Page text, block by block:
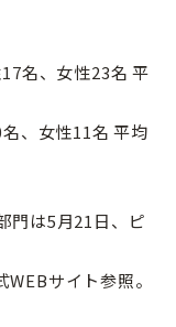
名、女性23名 平
、女性11名 平均
門は5月21日、ピ
サイト参照。